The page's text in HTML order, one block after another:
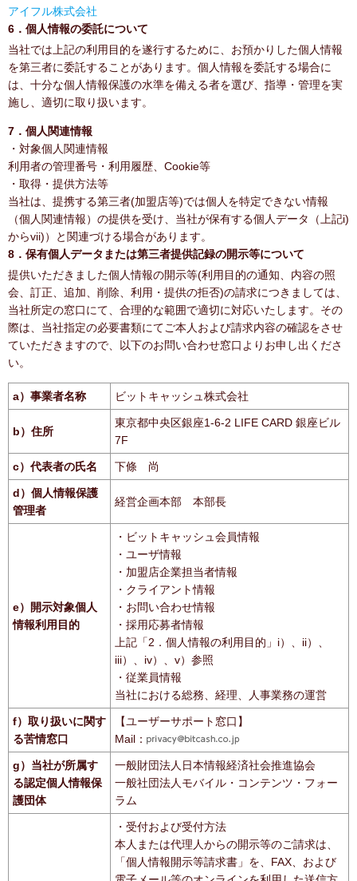
アイフル株式会社
6．個人情報の委託について
当社では上記の利用目的を遂行するために、お預かりした個人情報
を第三者に委託することがあります。個人情報を委託する場合に
は、十分な個人情報保護の水準を備える者を選び、指導・管理を実
施し、適切に取り扱います。
7．個人関連情報
・対象個人関連情報
利用者の管理番号・利用履歴、Cookie等
・取得・提供方法等
当社は、提携する第三者(加盟店等)では個人を特定できない情報
（個人関連情報）の提供を受け、当社が保有する個人データ（上記i)
からvii)）と関連づける場合があります。
8．保有個人データまたは第三者提供記録の開示等について
提供いただきました個人情報の開示等(利用目的の通知、内容の照
会、訂正、追加、削除、利用・提供の拒否)の請求につきましては、
当社所定の窓口にて、合理的な範囲で適切に対応いたします。その
際は、当社指定の必要書類にてご本人および請求内容の確認をさせ
ていただきますので、以下のお問い合わせ窓口よりお申し出くださ
い。
a）事業者名称 ビットキャッシュ株式会社
b）住所
東京都中央区銀座1-6-2 LIFE CARD 銀座ビル
7F
c）代表者の氏名 下條 尚
d）個人情報保護
管理者
経営企画本部 本部長
e）開示対象個人
情報利用目的
・ビットキャッシュ会員情報
・ユーザ情報
・加盟店企業担当者情報
・クライアント情報
・お問い合わせ情報
・採用応募者情報
上記「2．個人情報の利用目的」i）、ii）、
iii）、iv）、v）参照
・従業員情報
当社における総務、経理、人事業務の運営
f）取り扱いに関す
る苦情窓口
【ユーザーサポート窓口】
Mail：
g）当社が所属す
る認定個人情報保
護団体
一般財団法人日本情報経済社会推進協会
一般社団法人モバイル・コンテンツ・フォー
ラム
・受付および受付方法
本人または代理人からの開示等のご請求は、
「個人情報開示等請求書」を、FAX、および